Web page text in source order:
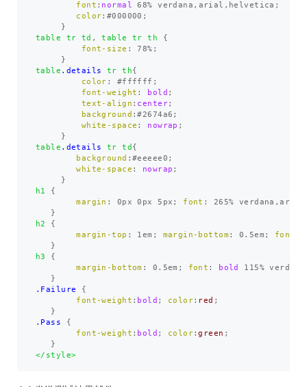
font : normal 68% verdana , arial , helvetica ;
color: #000000 ;
}
table
tr td , table tr th
{
font-size : 78% ;
}
table .details tr th{
color : #ffffff ;
font-weight : bold ;
text-align : center;
background :#2674a6 ;
white-space : nowrap ;
}
table .details tr td {
background : #eeeee0 ;
white-space : nowrap ;
}
h1
{
margin : 0px 0px 5px ; font : 265% verdana ,arial
}
h2
{
margin-top : 1em ; margin-bottom: 0.5em ; font
}
h3
{
margin-bottom : 0.5em ; font : bold 115% verdana
}
.Failure
{
font-weight : bold ; color: red ;
}
.Pass
{
font-weight : bold ; color:green ;
}
</style>